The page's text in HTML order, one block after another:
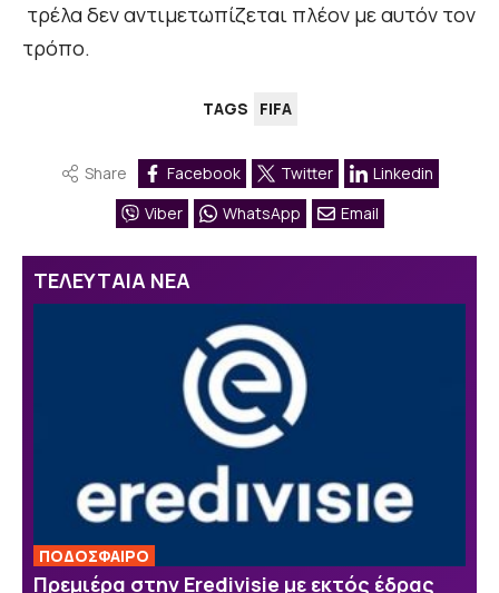
τρέλα δεν αντιμετωπίζεται πλέον με αυτόν τον
τρόπο.
TAGS FIFA
Share Facebook Twitter
Linkedin
Viber
WhatsApp Email
ΤΕΛΕΥΤΑΙΑ ΝΕΑ
ΠΟΔΟΣΦΑΙΡΟ
Πρεμιέρα στην Eredivisie με εκτός έδρας